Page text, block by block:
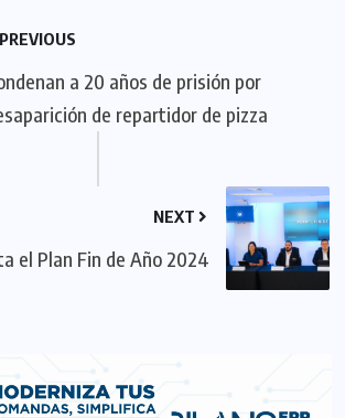
PREVIOUS
a 20 años de prisión por
de repartidor de pizza
NEXT
el Plan Fin de Año 2024